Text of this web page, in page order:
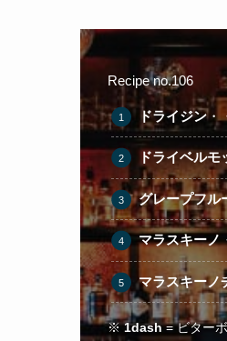
Recipe no.106
ドライジン・
ドライベルモ
グレープフル
マラスキーノ
マラスキーノ
※1dash= ビター